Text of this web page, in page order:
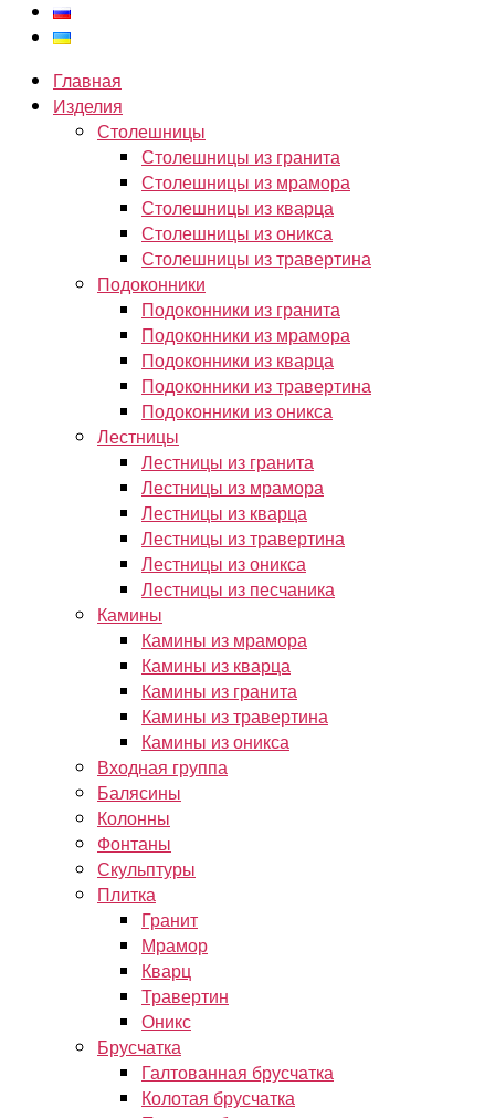
Главная
Изделия
Столешницы
Столешницы из гранита
Столешницы из мрамора
Столешницы из кварца
Столешницы из оникса
Столешницы из травертина
Подоконники
Подоконники из гранита
Подоконники из мрамора
Подоконники из кварца
Подоконники из травертина
Подоконники из оникса
Лестницы
Лестницы из гранита
Лестницы из мрамора
Лестницы из кварца
Лестницы из травертина
Лестницы из оникса
Лестницы из песчаника
Камины
Камины из мрамора
Камины из кварца
Камины из гранита
Камины из травертина
Камины из оникса
Входная группа
Балясины
Колонны
Фонтаны
Скульптуры
Плитка
Гранит
Мрамор
Кварц
Травертин
Оникс
Брусчатка
Галтованная брусчатка
Колотая брусчатка